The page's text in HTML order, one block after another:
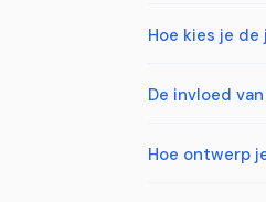
Hoe kies je
De invloed
Hoe ontwerp